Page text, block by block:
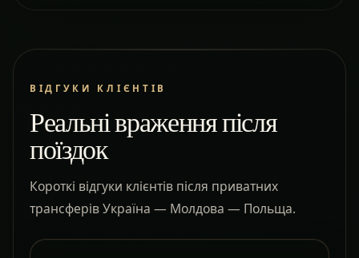
ВІДГУКИ КЛІЄНТІВ
Реальні враження після
поїздок
Короткі відгуки клієнтів після приватних
трансферів Україна — Молдова — Польща.